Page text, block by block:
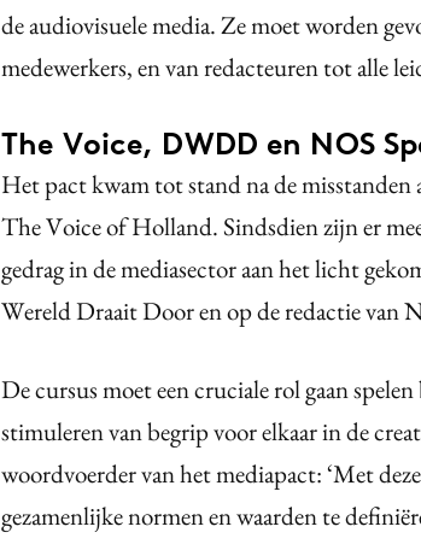
de audiovisuele media. Ze moet worden
medewerkers, en van redacteuren tot alle
The Voice, DWDD en NOS
Het pact kwam tot stand na de
The Voice of Holland. Sindsdien zijn er
gedrag in de mediasector aan het licht
Wereld Draait Door en op de redactie van
De cursus moet een cruciale rol gaan
stimuleren van begrip voor elkaar in de
woordvoerder van het mediapact: ‘Met
gezamenlijke normen en waarden te